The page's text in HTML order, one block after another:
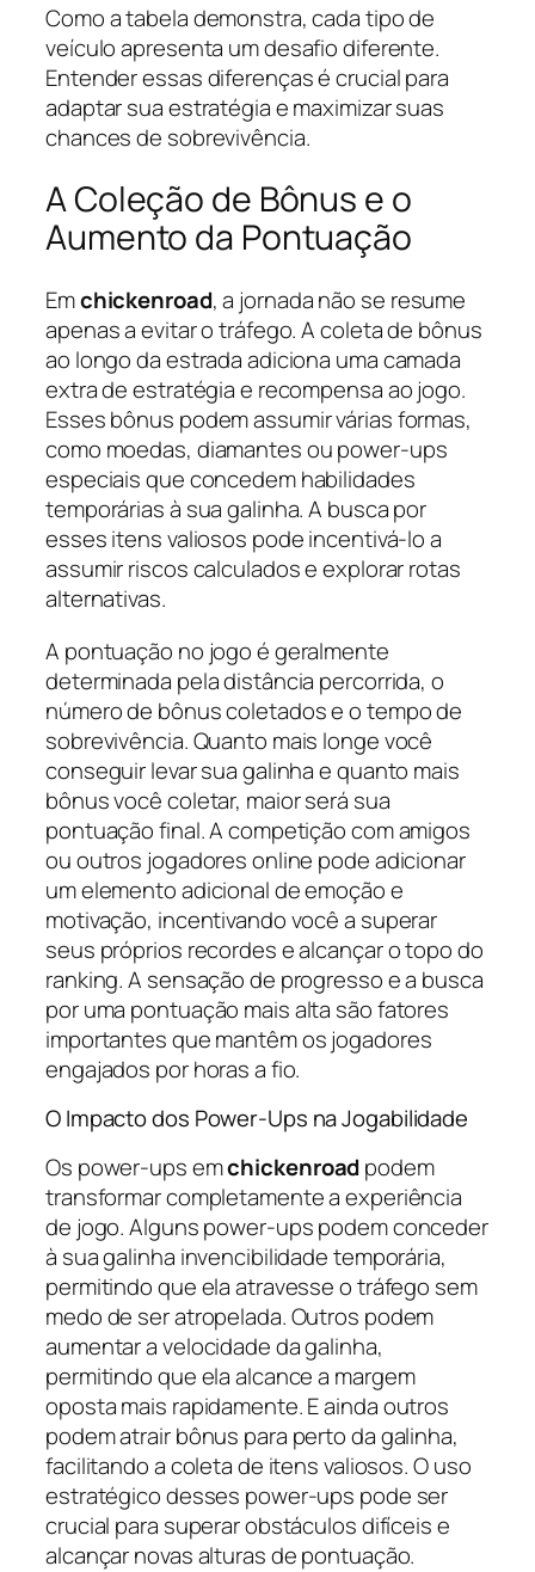
Como a tabela demonstra, cada tipo de
veículo apresenta um desafio diferente.
Entender essas diferenças é crucial para
adaptar sua estratégia e maximizar suas
chances de sobrevivência.
A Coleção de Bônus e o
Aumento da Pontuação
Emchickenroad, a jornada não se resume
apenas a evitar o tráfego. A coleta de bônus
ao longo da estrada adiciona uma camada
extra de estratégia e recompensa ao jogo.
Esses bônus podem assumir várias formas,
como moedas, diamantes ou power-ups
especiais que concedem habilidades
temporárias à sua galinha. A busca por
esses itens valiosos pode incentivá-lo a
assumir riscos calculados e explorar rotas
alternativas.
A pontuação no jogo é geralmente
determinada pela distância percorrida, o
número de bônus coletados e o tempo de
sobrevivência. Quanto mais longe você
conseguir levar sua galinha e quanto mais
bônus você coletar, maior será sua
pontuação final. A competição com amigos
ou outros jogadores online pode adicionar
um elemento adicional de emoção e
motivação, incentivando você a superar
seus próprios recordes e alcançar o topo do
ranking. A sensação de progresso e a busca
por uma pontuação mais alta são fatores
importantes que mantêm os jogadores
engajados por horas a fio.
O Impacto dos Power-Ups na Jogabilidade
Os power-ups emchickenroadpodem
transformar completamente a experiência
de jogo. Alguns power-ups podem conceder
à sua galinha invencibilidade temporária,
permitindo que ela atravesse o tráfego sem
medo de ser atropelada. Outros podem
aumentar a velocidade da galinha,
permitindo que ela alcance a margem
oposta mais rapidamente. E ainda outros
podem atrair bônus para perto da galinha,
facilitando a coleta de itens valiosos. O uso
estratégico desses power-ups pode ser
crucial para superar obstáculos difíceis e
alcançar novas alturas de pontuação.